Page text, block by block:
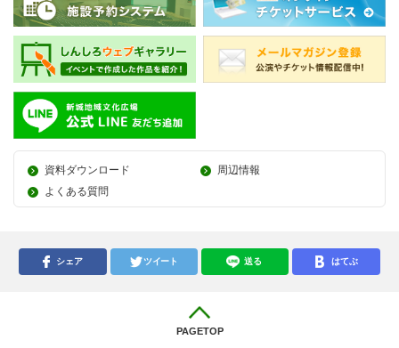
資料ダウンロード
周辺情報
よくある質問
シェア ツイート 送る はてぶ
PAGETOP